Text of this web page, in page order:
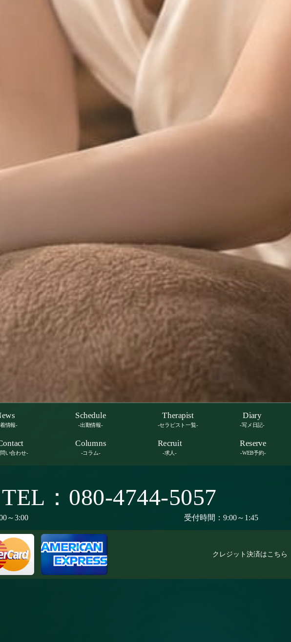
情報-
Schedule
-出勤情報-
Therapist
-セラピスト一覧-
Diary
-写メ日記-
い合わせ-
Columns
-コラム-
Recruit
-求人-
Reserve
-WEB予約-
TEL：080-4744-5057
～3:00 受付時間：9:00～1:45
クレジット決済はこちら